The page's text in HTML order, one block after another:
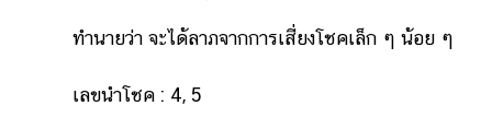
ทำนายว่า จะได้ลาภจากการเสี่ยงโชคเล็ก ๆ น้อย ๆ
เลขนำโชค : 4, 5